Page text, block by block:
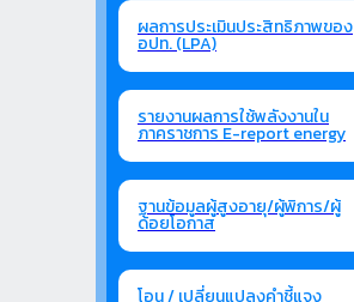
ผลการประเมินประสิทธิภาพของ
อปท. (LPA)
รายงานผลการใช้พลังงานใน
ภาคราชการ E-report energy
ฐานข้อมูลผู้สูงอายุ/ผู้พิการ/ผู้
ด้อยโอกาส
โอน / เปลี่ยนแปลงคำชี้แจง